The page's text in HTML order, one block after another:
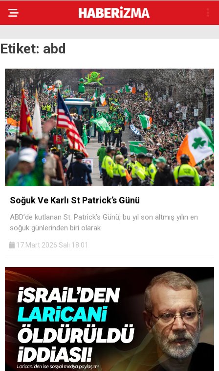
Etiket: abd
Soğuk Ve Karlı St Patrick’s Günü
ABD’de kutlanan St. Patrick’s Günü, bu yıl son altmış yılın en
soğuk günlerinden biri olarak
17 Mart 2026 Salı 18:01